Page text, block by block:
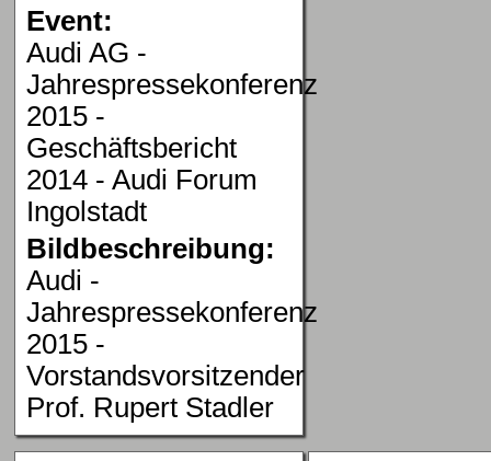
Event:
Audi AG -
Jahrespressekonferenz
2015 -
Geschäftsbericht
2014 - Audi Forum
Ingolstadt
Bildbeschreibung:
Audi -
Jahrespressekonferenz
2015 -
Vorstandsvorsitzender
Prof. Rupert Stadler